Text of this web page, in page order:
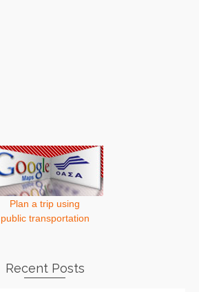
Plan a trip using
public transportation
Recent Posts